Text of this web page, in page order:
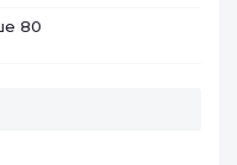
80